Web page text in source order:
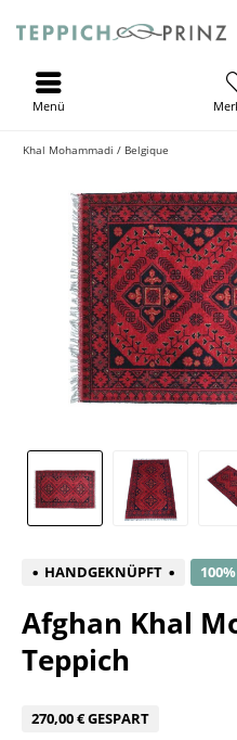
Menü
Khal Mohammadi / Belgique
HANDGEKNÜPFT
Afghan Khal
Teppich
270,00 € GESPART